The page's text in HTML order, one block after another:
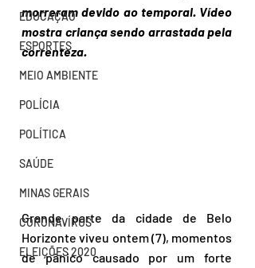
EDUCAÇÃO
ESPORTES
MEIO AMBIENTE
POLÍCIA
POLÍTICA
SAÚDE
MINAS GERAIS
CORONAVÍRUS
ELEIÇÕES 2020
morreram devido ao temporal. Vídeo
mostra criança sendo arrastada pela
correnteza.
Grande parte da cidade de Belo
Horizonte viveu ontem (7), momentos
de pânico causado por um forte